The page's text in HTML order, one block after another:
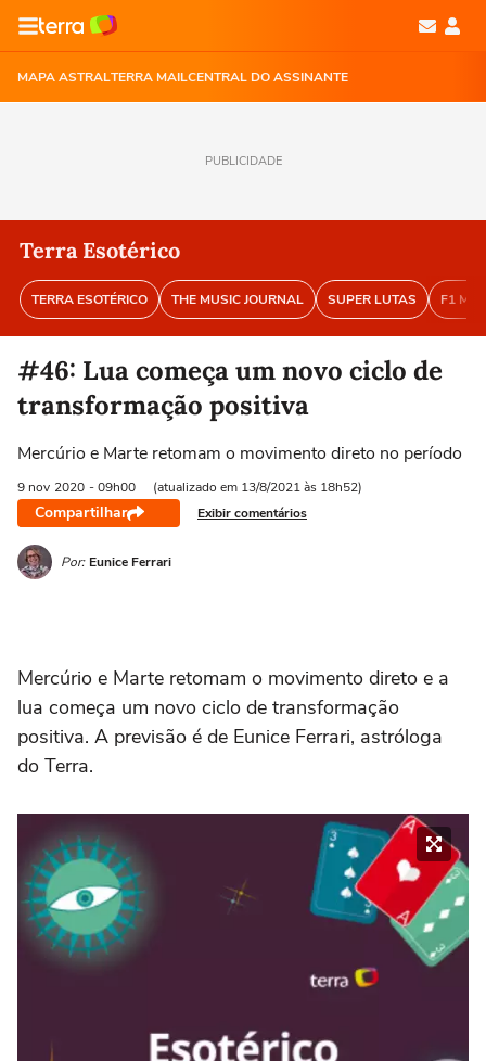
MAPA ASTRALTERRA MAILCENTRAL DO ASSINANTE
PUBLICIDADE
Terra Esotérico
TERRA ESOTÉRICO THE MUSIC JOURNAL SUPER LUTAS F1
#46: Lua começa um novo ciclo de
transformação positiva
Mercúrio e Marte retomam o movimento direto no período
9 nov 2020 - 09h00 (atualizado em 13/8/2021 às 18h52)
Compartilhar Exibir comentários
Por: Eunice Ferrari
Mercúrio e Marte retomam o movimento direto e a
lua começa um novo ciclo de transformação
positiva. A previsão é de Eunice Ferrari, astróloga
do Terra.